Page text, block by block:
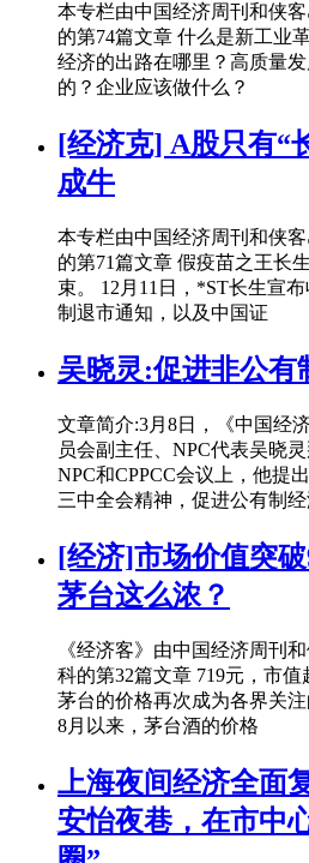
本专栏由中国经济周刊和侠
的第74篇文章 什么是新工业
经济的出路在哪里？高质量
的？企业应该做什么？
[经济克] A股只有“
成牛
本专栏由中国经济周刊和侠
的第71篇文章 假疫苗之王长
束。 12月11日，*ST长生宣
制退市通知，以及中国证
吴晓灵:促进非公有
文章简介:3月8日，《中国经
员会副主任、NPC代表吴晓
NPC和CPPCC会议上，他提
三中全会精神，促进公有制
[经济]市场价值突
茅台这么浓？
《经济客》由中国经济周刊
科的第32篇文章 719元，市值
茅台的价格再次成为各界关
8月以来，茅台酒的价格
上海夜间经济全面
安怡夜巷，在市中